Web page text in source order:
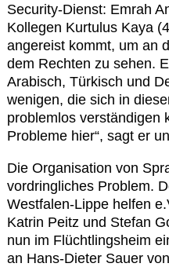
Security-Dienst: Emrah
Kollegen Kurtulus Kaya
angereist kommt, um an
dem Rechten zu sehen.
Arabisch, Türkisch und
wenigen, die sich in
problemlos verständigen
Probleme hier“, sagt er
Die Organisation von
vordringliches Problem.
Westfalen-Lippe helfen
Katrin Peitz und Stefan
nun im Flüchtlingsheim
an Hans-Dieter Sauer